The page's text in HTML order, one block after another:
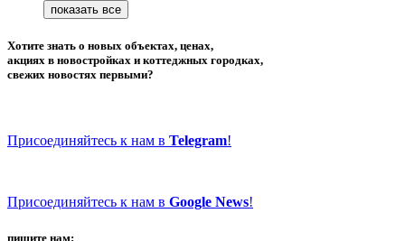
Хотите знать о новых объектах, ценах,
акциях в новостройках и коттеджных городках,
свежих новостях первыми?
Присоединяйтесь к нам в Telegram!
Присоединяйтесь к нам в Google News!
пишите нам: